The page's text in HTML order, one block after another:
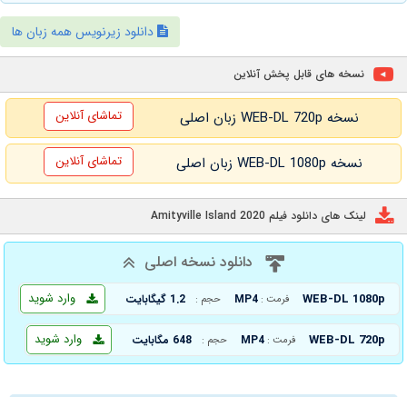
دانلود زیرنویس همه زبان ها
نسخه های قابل پخش آنلاین
نسخه WEB-DL 720p زبان اصلی تماشای آنلاین
نسخه WEB-DL 1080p زبان اصلی تماشای آنلاین
لینک های دانلود فیلم Amityville Island 2020
دانلود نسخه اصلی
WEB-DL 1080p فرمت : MP4 حجم : 1.2 گیگابایت وارد شوید
WEB-DL 720p فرمت : MP4 حجم : 648 مگابایت وارد شوید